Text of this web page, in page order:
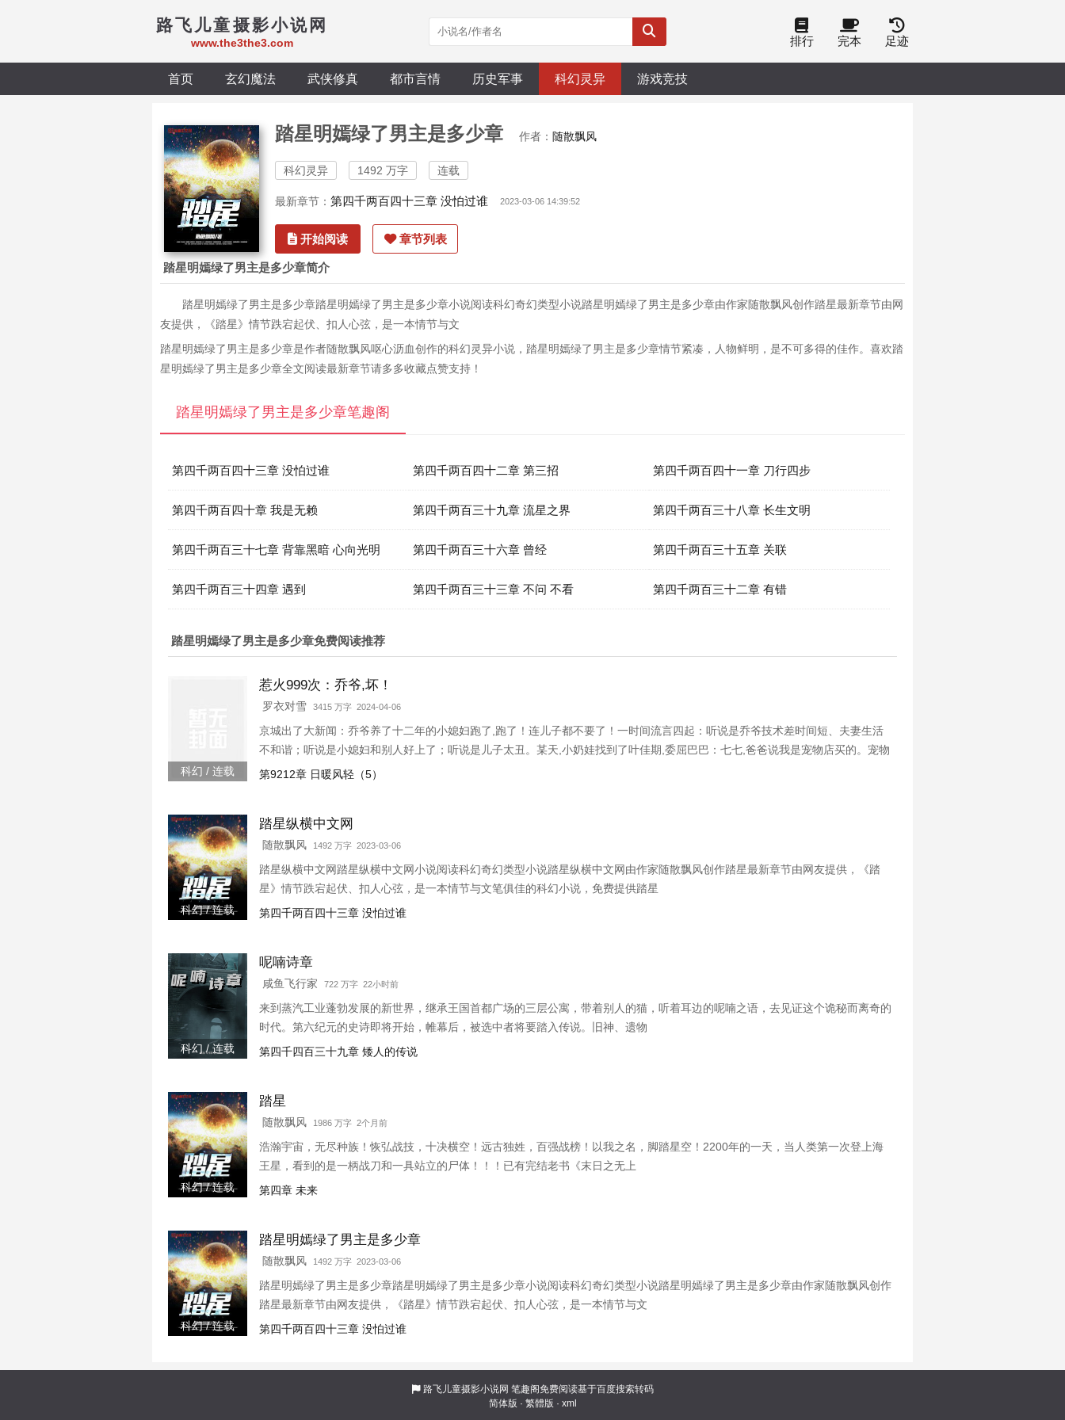
路飞儿童摄影小说网
www.the3the3.com 排行 完本 足迹
首页 玄幻魔法 武侠修真 都市言情 历史军事 科幻灵异 游戏竞技
踏星明嫣绿了男主是多少章 作者： 随散飘风
科幻灵异 1492 万字 连载
最新章节： 第四千两百四十三章 没怕过谁 2023-03-06 14:39:52
开始阅读 章节列表
踏星明嫣绿了男主是多少章简介
踏星明嫣绿了男主是多少章踏星明嫣绿了男主是多少章小说阅读科幻奇幻类型小说踏星明嫣绿了男主是多少章由作家随散飘风创作踏星最新章节由网
友提供，《踏星》情节跌宕起伏、扣人心弦，是一本情节与文
踏星明嫣绿了男主是多少章是作者随散飘风呕心沥血创作的科幻灵异小说，踏星明嫣绿了男主是多少章情节紧凑，人物鲜明，是不可多得的佳作。喜欢踏
星明嫣绿了男主是多少章全文阅读最新章节请多多收藏点赞支持！
踏星明嫣绿了男主是多少章笔趣阁
第四千两百四十三章 没怕过谁 第四千两百四十二章 第三招 第四千两百四十一章 刀行四步
第四千两百四十章 我是无赖 第四千两百三十九章 流星之界 第四千两百三十八章 长生文明
第四千两百三十七章 背靠黑暗 心向光明 第四千两百三十六章 曾经 第四千两百三十五章 关联
第四千两百三十四章 遇到 第四千两百三十三章 不问 不看 第四千两百三十二章 有错
踏星明嫣绿了男主是多少章免费阅读推荐
科幻 / 连载
惹火999次：乔爷,坏！
罗衣对雪 3415 万字 2024-04-06
京城出了大新闻：乔爷养了十二年的小媳妇跑了,跑了！连儿子都不要了！一时间流言四起：听说是乔爷技术差时间短、夫妻生活
不和谐；听说是小媳妇和别人好上了；听说是儿子太丑。某天,小奶娃找到了叶佳期,委屈巴巴：七七,爸爸说我是宠物店买的。宠物
店怎么能买到这么漂亮的儿子。叶佳期呵呵笑,明明是……摸奖中的。小奶娃望天：……某禽兽翻身而上：我喜欢天天摸奖。叶佳
第9212章 日暖风轻（5）
科幻 / 连载
踏星纵横中文网
随散飘风 1492 万字 2023-03-06
踏星纵横中文网踏星纵横中文网小说阅读科幻奇幻类型小说踏星纵横中文网由作家随散飘风创作踏星最新章节由网友提供，《踏
星》情节跌宕起伏、扣人心弦，是一本情节与文笔俱佳的科幻小说，免费提供踏星
第四千两百四十三章 没怕过谁
科幻 / 连载
呢喃诗章
咸鱼飞行家 722 万字 22小时前
来到蒸汽工业蓬勃发展的新世界，继承王国首都广场的三层公寓，带着别人的猫，听着耳边的呢喃之语，去见证这个诡秘而离奇的
时代。第六纪元的史诗即将开始，帷幕后，被选中者将要踏入传说。旧神、遗物
第四千四百三十九章 矮人的传说
科幻 / 连载
踏星
随散飘风 1986 万字 2个月前
浩瀚宇宙，无尽种族！恢弘战技，十决横空！远古独姓，百强战榜！以我之名，脚踏星空！2200年的一天，当人类第一次登上海
王星，看到的是一柄战刀和一具站立的尸体！！！已有完结老书《末日之无上
第四章 未来
科幻 / 连载
踏星明嫣绿了男主是多少章
随散飘风 1492 万字 2023-03-06
踏星明嫣绿了男主是多少章踏星明嫣绿了男主是多少章小说阅读科幻奇幻类型小说踏星明嫣绿了男主是多少章由作家随散飘风创作
踏星最新章节由网友提供，《踏星》情节跌宕起伏、扣人心弦，是一本情节与文
第四千两百四十三章 没怕过谁
路飞儿童摄影小说网 笔趣阁免费阅读基于百度搜索转码
简体版 · 繁體版 · xml